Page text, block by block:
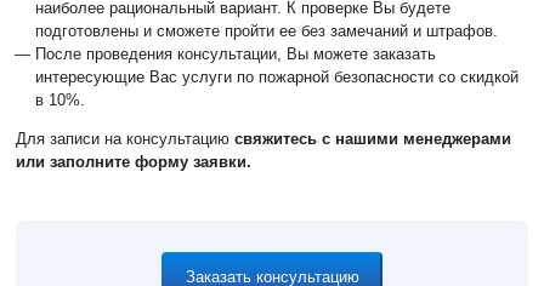
наиболее рациональный вариант. К проверке Вы будете
подготовлены и сможете пройти ее без замечаний и штрафов.
После проведения консультации, Вы можете заказать
интересующие Вас услуги по пожарной безопасности со скидкой
в 10%.
Для записи на консультацию свяжитесь с нашими менеджерами
или заполните форму заявки.
Заказать консультацию